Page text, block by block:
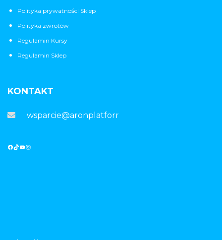
Polityka prywatności Sklep
Polityka zwrotów
Regulamin Kursy
Regulamin Sklep
KONTAKT
wsparcie@aronplatforma.pl